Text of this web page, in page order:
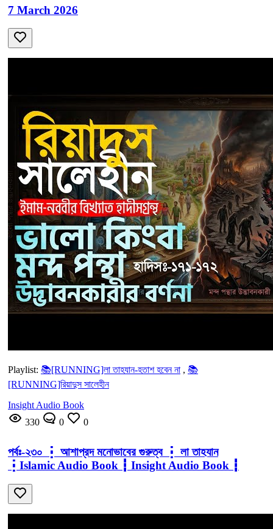
7 March 2026
Playlist: 📚[RUNNING]লা তাহযান-হতাশ হবেন না , 📚
[RUNNING]রিয়াদুস সালেহীন
Insight Audio Book
330
0 0
পর্বঃ-২৩০ ┇ আশাপ্রদ মনোভাবের গুরুত্ব ┇ লা তাহযান
┇Islamic Audio Book ┇ Insight Audio Book ┇